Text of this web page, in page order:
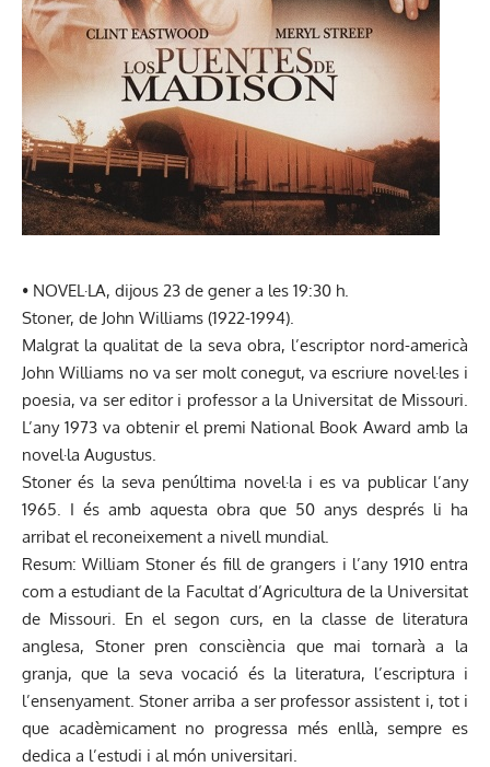
• NOVEL·LA, dijous 23 de gener a les 19:30 h.
Stoner, de John Williams (1922-1994).
Malgrat la qualitat de la seva obra, l’escriptor nord-americà
John Williams no va ser molt conegut, va escriure novel·les i
poesia, va ser editor i professor a la Universitat de Missouri.
L’any 1973 va obtenir el premi National Book Award amb la
novel·la Augustus.
Stoner és la seva penúltima novel·la i es va publicar l’any
1965. I és amb aquesta obra que 50 anys després li ha
arribat el reconeixement a nivell mundial.
Resum: William Stoner és fill de grangers i l’any 1910 entra
com a estudiant de la Facultat d’Agricultura de la Universitat
de Missouri. En el segon curs, en la classe de literatura
anglesa, Stoner pren consciència que mai tornarà a la
granja, que la seva vocació és la literatura, l’escriptura i
l’ensenyament. Stoner arriba a ser professor assistent i, tot i
que acadèmicament no progressa més enllà, sempre es
dedica a l’estudi i al món universitari.